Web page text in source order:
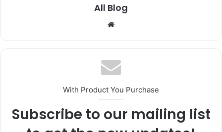
All Blog
Website
With Product You Purchase
Subscribe to our mailing list